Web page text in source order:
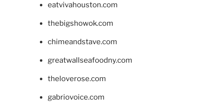
eatvivahouston.com
thebigshowok.com
chimeandstave.com
greatwallseafoodny.com
theloverose.com
gabriovoice.com